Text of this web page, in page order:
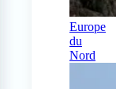
Europe
du
Nord